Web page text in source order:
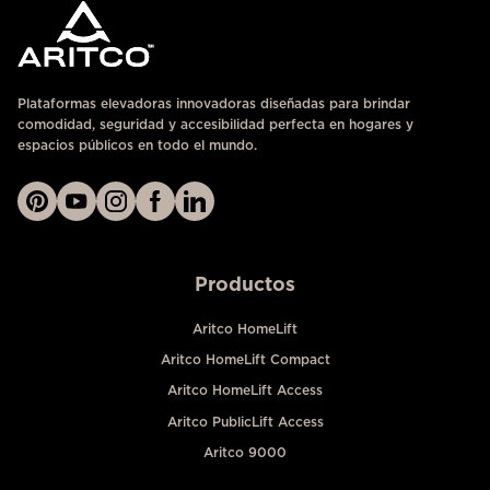
Plataformas elevadoras innovadoras diseñadas para brindar
comodidad, seguridad y accesibilidad perfecta en hogares y
espacios públicos en todo el mundo.
Productos
Aritco HomeLift
Aritco HomeLift Compact
Aritco HomeLift Access
Aritco PublicLift Access
Aritco 9000